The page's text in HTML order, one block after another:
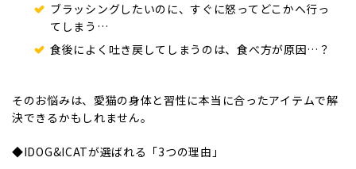
ブラッシングしたいのに、すぐに怒ってどこかへ行っ
てしまう…
食後によく吐き戻してしまうのは、食べ方が原因…？
そのお悩みは、愛猫の身体と習性に本当に合ったアイテムで解
決できるかもしれません。
◆IDOG&ICATが選ばれる「3つの理由」